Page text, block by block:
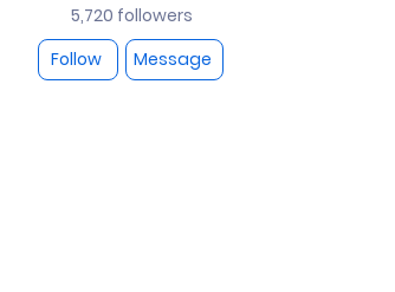
5,720 followers
Follow
Message